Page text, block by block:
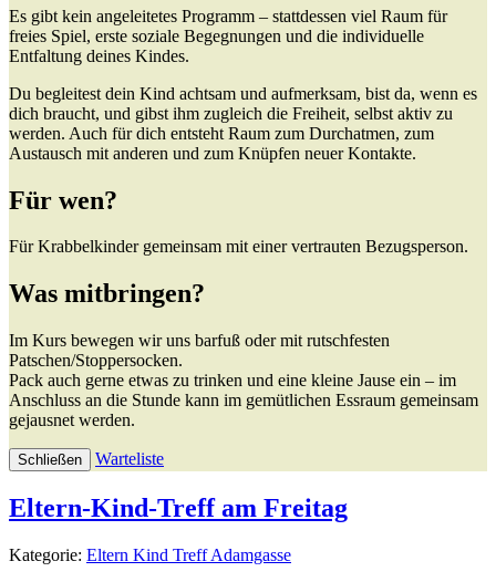
Es gibt kein angeleitetes Programm – stattdessen viel Raum für
freies Spiel, erste soziale Begegnungen und die individuelle
Entfaltung deines Kindes.
Du begleitest dein Kind achtsam und aufmerksam, bist da, wenn es
dich braucht, und gibst ihm zugleich die Freiheit, selbst aktiv zu
werden. Auch für dich entsteht Raum zum Durchatmen, zum
Austausch mit anderen und zum Knüpfen neuer Kontakte.
Für wen?
Für Krabbelkinder gemeinsam mit einer vertrauten Bezugsperson.
Was mitbringen?
Im Kurs bewegen wir uns barfuß oder mit rutschfesten
Patschen/Stoppersocken.
Pack auch gerne etwas zu trinken und eine kleine Jause ein – im
Anschluss an die Stunde kann im gemütlichen Essraum gemeinsam
gejausnet werden.
Schließen Warteliste
Eltern-Kind-Treff am Freitag
Kategorie: Eltern Kind Treff Adamgasse